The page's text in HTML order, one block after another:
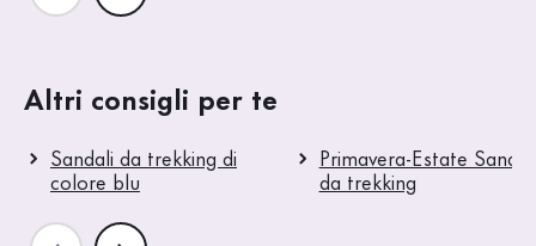
Altri consigli per te
Sandali da trekking di
colore blu
Primavera-Estate Sandali
da trekking